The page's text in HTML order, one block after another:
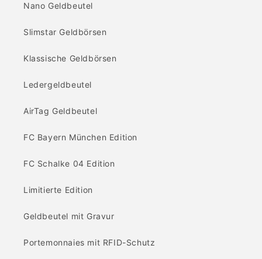
Nano Geldbeutel
Slimstar Geldbörsen
Klassische Geldbörsen
Ledergeldbeutel
AirTag Geldbeutel
FC Bayern München Edition
FC Schalke 04 Edition
Limitierte Edition
Geldbeutel mit Gravur
Portemonnaies mit RFID-Schutz